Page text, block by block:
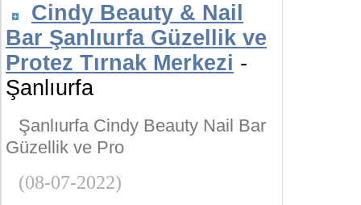
Cindy Beauty & Nail
Bar Şanlıurfa Güzellik ve
Protez Tırnak Merkezi -
Şanlıurfa
Şanlıurfa Cindy Beauty Nail Bar
Güzellik ve Pro
(08-07-2022)